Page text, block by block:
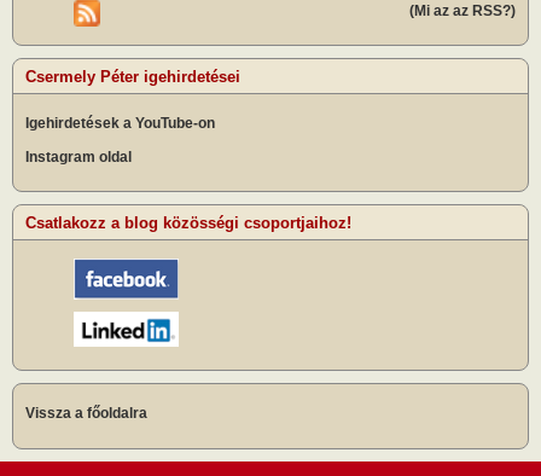
(Mi az az RSS?)
Csermely Péter igehirdetései
Igehirdetések a YouTube-on
Instagram oldal
Csatlakozz a blog közösségi csoportjaihoz!
Vissza a főoldalra